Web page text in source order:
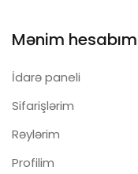
Mənim hesabım
İdarə paneli
Sifarişlərim
Rəylərim
Profilim